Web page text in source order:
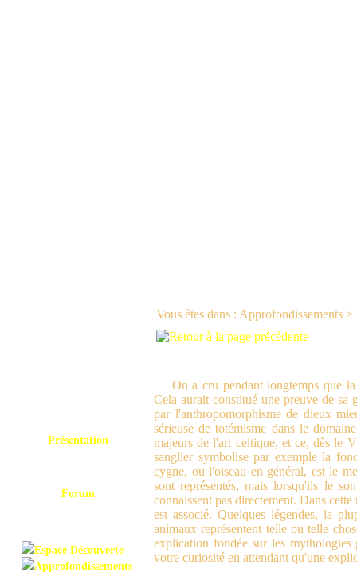
Présentation
Forum
Espace Découverte
Approfondissements
Vous êtes dans : Approfondissements >
On a cru pendant longtemps que
Cela aurait constitué une preuve de sa
par l'anthropomorphisme de dieux
sérieuse de totémisme dans le
majeurs de l'art celtique, et ce, dès le
sanglier symbolise par exemple la
cygne, ou l'oiseau en général, est le
sont représentés, mais lorsqu'ils le
connaissent pas directement.Dans
est associé. Quelques légendes, la
animaux représentent telle ou telle
explication fondée sur les mythologies
votre curiosité en attendant qu'une